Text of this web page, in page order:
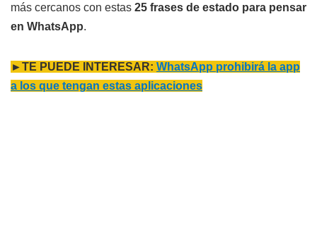
más cercanos con estas 25 frases de estado para pensar
en WhatsApp.
►TE PUEDE INTERESAR: WhatsApp prohibirá la app
a los que tengan estas aplicaciones